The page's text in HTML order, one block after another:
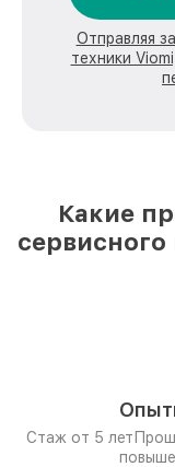
Отправляя
техники
Какие
Стаж от 5 лет